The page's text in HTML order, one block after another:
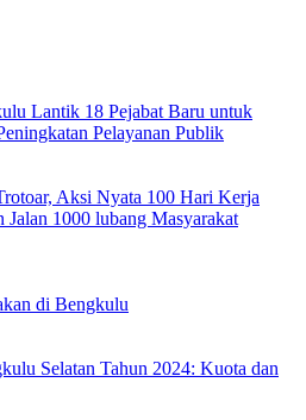
Lantik 18 Pejabat Baru untuk
Pelayanan Publik
Aksi Nyata 100 Hari Kerja
1000 lubang Masyarakat
di Bengkulu
Selatan Tahun 2024: Kuota dan